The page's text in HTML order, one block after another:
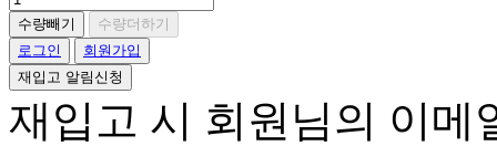
수량빼기
수량더하기
로그인
회원가입
재입고 알림신청
재입고 시 회원님의 이메